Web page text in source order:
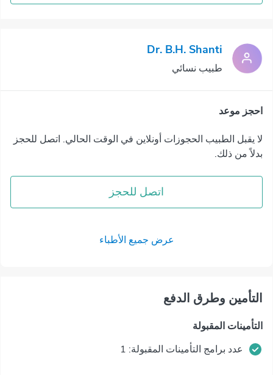
Dr. B.H. Shanti
طبيب نسائي
احجز موعد
لا يقبل الطبيب الحجوزات أونلاين في الوقت الحالي. اتصل للحجز
بدلاً من ذلك.
اتصل للحجز
عرض جميع الأطباء
التأمين وطرق الدفع
التأمينات المقبولة
عدد برامج التأمينات المقبولة: 1